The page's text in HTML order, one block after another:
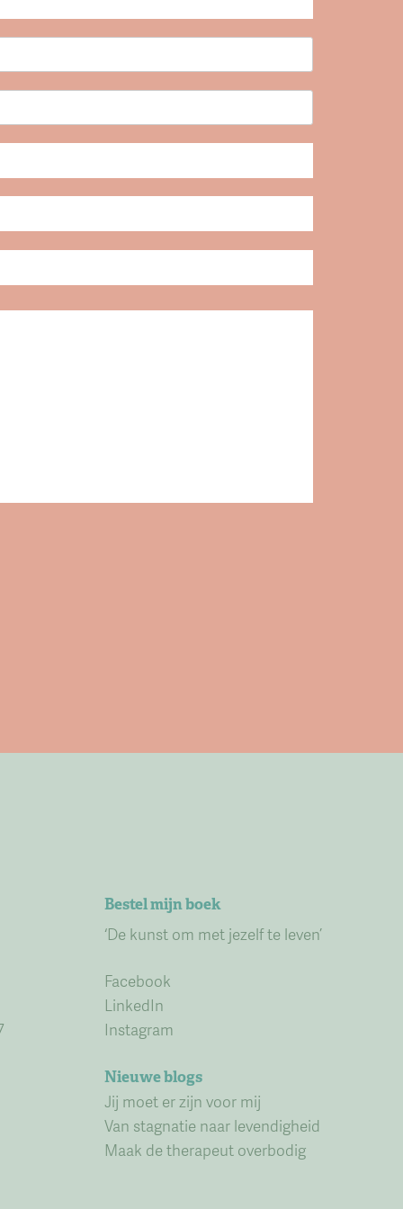
Bestel mijn boek
‘De kunst om met jezelf te leven’
Facebook
LinkedIn
Instagram
Nieuwe blogs
Jij moet er zijn voor mij
Van stagnatie naar levendigheid
Maak de therapeut overbodig